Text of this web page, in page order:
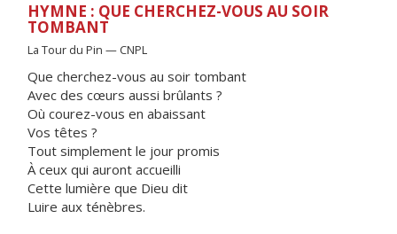
HYMNE : QUE CHERCHEZ-VOUS AU SOIR
TOMBANT
La Tour du Pin — CNPL
Que cherchez-vous au soir tombant
Avec des cœurs aussi brûlants ?
Où courez-vous en abaissant
Vos têtes ?
Tout simplement le jour promis
À ceux qui auront accueilli
Cette lumière que Dieu dit
Luire aux ténèbres.